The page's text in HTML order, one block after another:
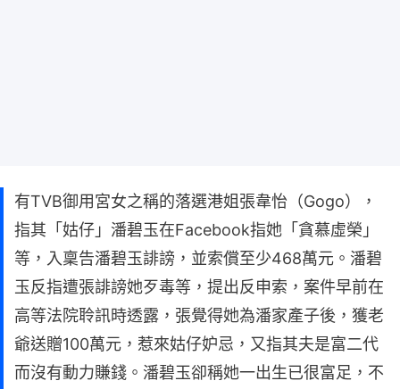
有TVB御用宮女之稱的落選港姐張韋怡（Gogo），
指其「姑仔」潘碧玉在Facebook指她「貪慕虛榮」
等，入稟告潘碧玉誹謗，並索償至少468萬元。潘碧
玉反指遭張誹謗她歹毒等，提出反申索，案件早前在
高等法院聆訊時透露，張覺得她為潘家產子後，獲老
爺送贈100萬元，惹來姑仔妒忌，又指其夫是富二代
而沒有動力賺錢。潘碧玉卻稱她一出生已很富足，不